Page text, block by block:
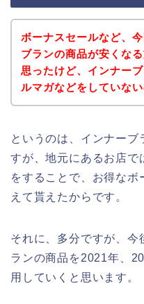
ボーナスセールなど、
ブランの商品が安くな
思ったけど、インナー
ルマガなどをしていない
というのは、インナー
すが、地元にあるお店で
をすることで、お得なボ
えて貰えたからです。
それに、多分ですが、今
ランの商品を2021年、
用していくと思います。